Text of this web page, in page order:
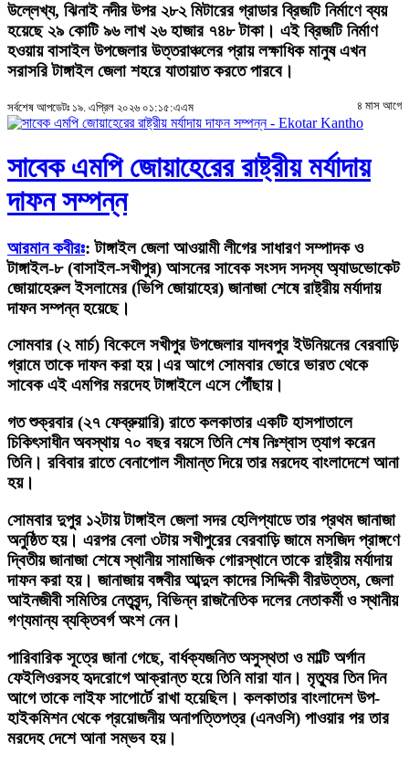
উল্লেখ্য, ঝিনাই নদীর উপর ২৮২ মিটারের গ্রাডার ব্রিজটি নির্মাণে ব্যয়
হয়েছে ২৯ কোটি ৯৬ লাখ ২৬ হাজার ৭৪৮ টাকা। এই ব্রিজটি নির্মাণ
হওয়ায় বাসাইল উপজেলার উত্তরাঞ্চলের প্রায় লক্ষাধিক মানুষ এখন
সরাসরি টাঙ্গাইল জেলা শহরে যাতায়াত করতে পারবে।
সর্বশেষ আপডেটঃ ১৯. এপ্রিল ২০২৬ ০১:১৫:এএম ৪ মাস আগে
সাবেক এমপি জোয়াহেরের রাষ্ট্রীয় মর্যাদায়
দাফন সম্পন্ন
আরমান কবীরঃ: টাঙ্গাইল জেলা আওয়ামী লীগের সাধারণ সম্পাদক ও
টাঙ্গাইল-৮ (বাসাইল-সখীপুর) আসনের সাবেক সংসদ সদস্য অ্যাডভোকেট
জোয়াহেরুল ইসলামের (ভিপি জোয়াহের) জানাজা শেষে রাষ্ট্রীয় মর্যাদায়
দাফন সম্পন্ন হয়েছে।
সোমবার (২ মার্চ) বিকেলে সখীপুর উপজেলার যাদবপুর ইউনিয়নের বেরবাড়ি
গ্রামে তাকে দাফন করা হয়।এর আগে সোমবার ভোরে ভারত থেকে
সাবেক এই এমপির মরদেহ টাঙ্গাইলে এসে পৌঁছায়।
গত শুক্রবার (২৭ ফেব্রুয়ারি) রাতে কলকাতার একটি হাসপাতালে
চিকিৎসাধীন অবস্থায় ৭০ বছর বয়সে তিনি শেষ নিঃশ্বাস ত্যাগ করেন
তিনি। রবিবার রাতে বেনাপোল সীমান্ত দিয়ে তার মরদেহ বাংলাদেশে আনা
হয়।
সোমবার দুপুর ১২টায় টাঙ্গাইল জেলা সদর হেলিপ্যাডে তার প্রথম জানাজা
অনুষ্ঠিত হয়। এরপর বেলা ৩টায় সখীপুরের বেরবাড়ি জামে মসজিদ প্রাঙ্গণে
দ্বিতীয় জানাজা শেষে স্থানীয় সামাজিক গোরস্থানে তাকে রাষ্ট্রীয় মর্যাদায়
দাফন করা হয়। জানাজায় বঙ্গবীর আব্দুল কাদের সিদ্দিকী বীরউত্তম, জেলা
আইনজীবী সমিতির নেতৃবৃন্দ, বিভিন্ন রাজনৈতিক দলের নেতাকর্মী ও স্থানীয়
গণ্যমান্য ব্যক্তিবর্গ অংশ নেন।
পারিবারিক সূত্রে জানা গেছে, বার্ধক্যজনিত অসুস্থতা ও মাল্টি অর্গান
ফেইলিওরসহ হৃদরোগে আক্রান্ত হয়ে তিনি মারা যান। মৃত্যুর তিন দিন
আগে তাকে লাইফ সাপোর্টে রাখা হয়েছিল। কলকাতার বাংলাদেশ উপ-
হাইকমিশন থেকে প্রয়োজনীয় অনাপত্তিপত্র (এনওসি) পাওয়ার পর তার
মরদেহ দেশে আনা সম্ভব হয়।